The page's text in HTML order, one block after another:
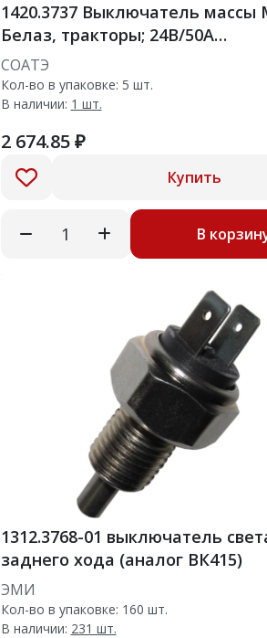
1420.3737 Выключатель массы
Белаз, тракторы; 24В/50А
дистанционный
СОАТЭ
Кол-во в упаковке: 5 шт.
В наличии: 1 шт.
2 674.85 ₽
Купить
В
1312.3768-01 выключатель
заднего хода (аналог ВК415)
ЭМИ
Кол-во в упаковке: 160 шт.
В наличии: 231 шт.